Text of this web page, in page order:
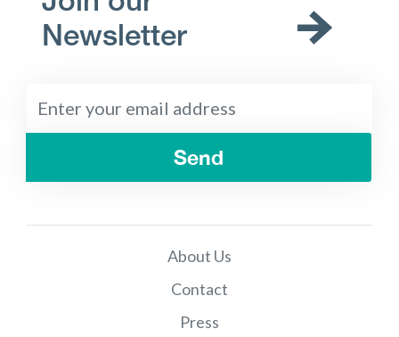
Newsletter
Send
About Us
Contact
Press